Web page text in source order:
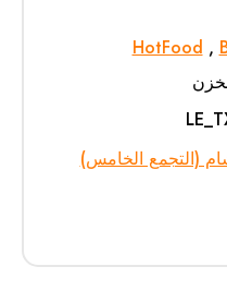
HotFood ,
(التجمع الخامس)